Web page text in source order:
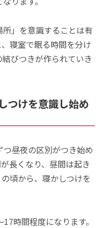
」を意識することは有
寝室で眠る時間を分け
びつきが作られていき
つけを意識し始め
昼夜の区別がつき始め
長くなり、昼間は起き
頃から、寝かしつけを
時間程度になります。